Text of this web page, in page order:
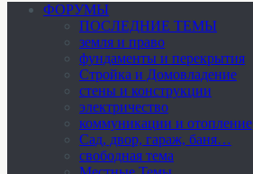
ФОРУМЫ
ПОСЛЕДНИЕ ТЕМЫ
земля и право
фундаменты и перекрытия
Стройка и Домовладение
стены и конструкции
электричество
коммуникации и отопление
Cад, двор, гараж, баня…
свободная тема